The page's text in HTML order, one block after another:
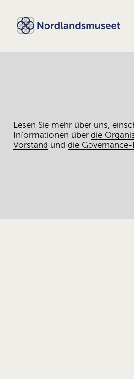
Lesen Sie mehr über uns,
Informationen über die
Vorstand und die